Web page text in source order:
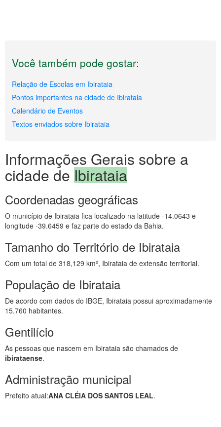
Você também pode gostar:
Relação de Escolas em Ibirataia
Pontos importantes na cidade de Ibirataia
Calendário de Eventos
Textos enviados sobre Ibirataia
Informações Gerais sobre a
cidade de Ibirataia
Coordenadas geográficas
O município de Ibirataia fica localizado na latitude -14.0643 e
longitude -39.6459 e faz parte do estado da Bahia.
Tamanho do Território de Ibirataia
Com um total de 318,129 km², Ibirataia de extensão territorial.
População de Ibirataia
De acordo com dados do IBGE, Ibirataia possui aproximadamente
15.760 habitantes.
Gentilício
As pessoas que nascem em Ibirataia são chamados de
ibirataense.
Administração municipal
Prefeito atual:ANA CLÉIA DOS SANTOS LEAL.